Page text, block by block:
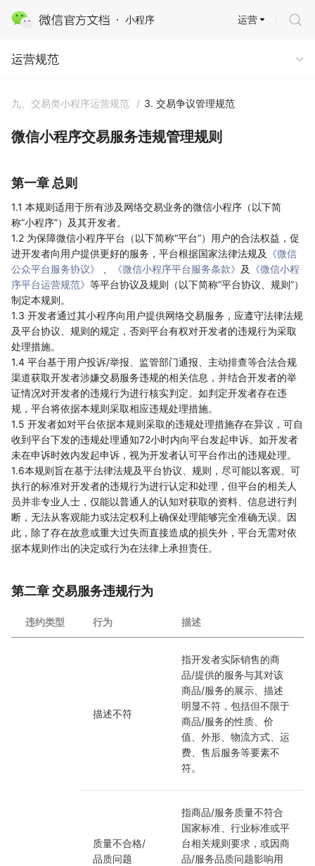
小程序
运营规范
运营
运营规范
九、交易类小程序运营规范 / 3. 交易争议管理规范
微信小程序交易服务违规管理规则
第一章 总则
1.1 本规则适用于所有涉及网络交易业务的微信小程序（以下简
称“小程序”）及其开发者。
1.2 为保障微信小程序平台（以下简称“平台”）用户的合法权益，促
进开发者向用户提供更好的服务，平台根据国家法律法规及 《微信
公众平台服务协议》
《微信小程序平台服务条款》 及 《微信小程
序平台运营规范》 等平台协议及规则（以下简称“平台协议、规则”）
制定本规则。
1.3 开发者通过其小程序向用户提供网络交易服务，应遵守法律法规
及平台协议、规则的规定，否则平台有权对开发者的违规行为采取
处理措施。
1.4 平台基于用户投诉/举报、监管部门通报、主动排查等合法合规
渠道获取开发者涉嫌交易服务违规的相关信息，并结合开发者的举
证情况对开发者的违规行为进行核实判定。如判定开发者存在违
规，平台将依据本规则采取相应违规处理措施。
1.5 开发者如对平台依据本规则采取的违规处理措施存在异议，可自
收到平台下发的违规处理通知72小时内向平台发起申诉。如开发者
未在申诉时效内发起申诉，视为开发者认可平台作出的违规处理。
1.6本规则旨在基于法律法规及平台协议、规则，尽可能以客观、可
执行的标准对开发者的违规行为进行认定和处理，但平台的相关人
员并非专业人士，仅能以普通人的认知对获取的资料、信息进行判
断，无法从客观能力或法定权利上确保处理能够完全准确无误。因
此，除了存在故意或重大过失而直接造成的损失外，平台无需对依
据本规则作出的决定或行为在法律上承担责任。
第二章 交易服务违规行为
违约类型 行为 描述
描述不符
指开发者实际销售的商
品/提供的服务与其对该
商品/服务的展示、描述
明显不符，包括但不限于
商品/服务的性质、价
值、外形、物流方式、运
费、售后服务等要素不
符。
质量不合格/
品质问题
指商品/服务质量不符合
国家标准、行业标准或平
台相关规则要求，或因商
品/服务品质问题影响用